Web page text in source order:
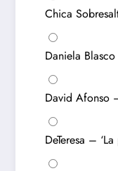
Chica
Daniela Blasco
David Afonso
DeTeresa – ‘La